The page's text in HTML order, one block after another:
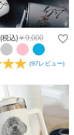
(税込)￥9,000
(97レビュー)